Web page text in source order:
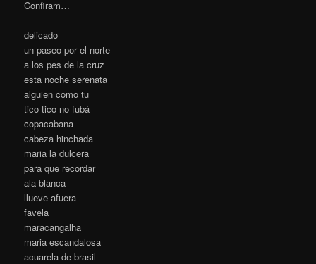
Confiram…
delicado
un paseo por el norte
a los pes de la cruz
esta noche serenata
alguien como tu
tico tico no fubá
copacabana
cabeza hinchada
maria la dulcera
para que recordar
ala blanca
llueve afuera
favela
maracangalha
maria escandalosa
acuarela de brasil